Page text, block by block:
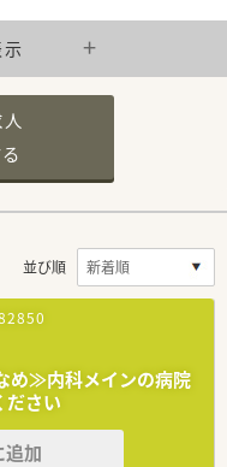
並び順
め≫内科メインの病院
さい
追加